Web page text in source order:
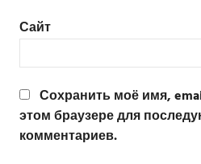
Сайт
Сохранить моё имя,
этом браузере для
комментариев.